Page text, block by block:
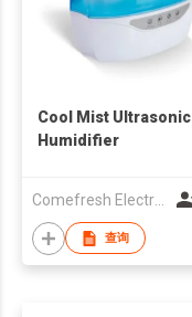
Cool Mist Ultrasonic
Humidifier
Comefresh Electronic Industry Co., Ltd
查询